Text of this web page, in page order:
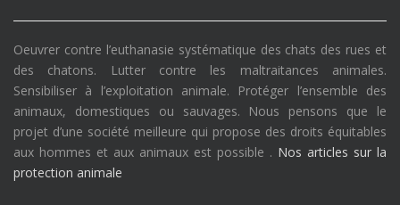
Oeuvrer contre l’euthanasie systématique des chats des rues et
des chatons. Lutter contre les maltraitances animales.
Sensibiliser à l’exploitation animale. Protéger l’ensemble des
animaux, domestiques ou sauvages. Nous pensons que le
projet d’une société meilleure qui propose des droits équitables
aux hommes et aux animaux est possible . Nos articles sur la
protection animale